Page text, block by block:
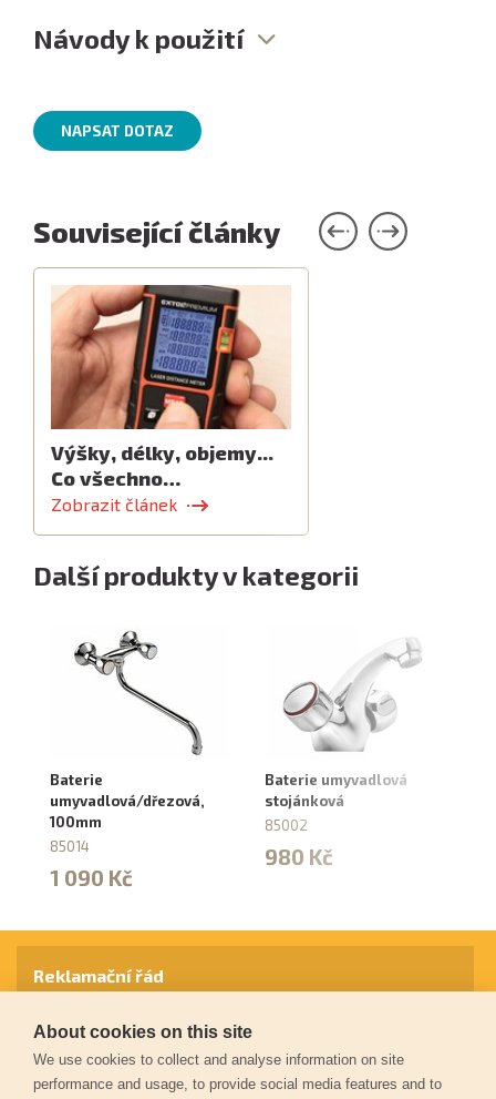
Návody k použití
NAPSAT DOTAZ
Související články
Výšky, délky, objemy...
Co všechno…
Zobrazit článek
Další produkty v kategorii
Baterie
umyvadlová/dřezová,
100mm
85014
1 090 Kč
Baterie umyvadlová
stojánková
85002
980 Kč
Reklamační řád
Záruční podmínky
About cookies on this site
We use cookies to collect and analyse information on site
performance and usage, to provide social media features and to